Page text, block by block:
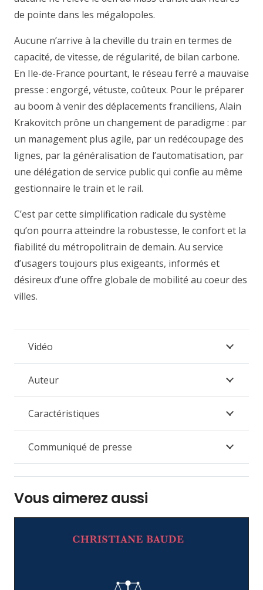
de pointe dans les mégalopoles.
Aucune n’arrive à la cheville du train en termes de
capacité, de vitesse, de régularité, de bilan carbone.
En Ile-de-France pourtant, le réseau ferré a mauvaise
presse : engorgé, vétuste, coûteux. Pour le préparer
au boom à venir des déplacements franciliens, Alain
Krakovitch prône un changement de paradigme : par
un management plus agile, par un redécoupage des
lignes, par la généralisation de l’automatisation, par
une délégation de service public qui confie au même
gestionnaire le train et le rail.
C’est par cette simplification radicale du système
qu’on pourra atteindre la robustesse, le confort et la
fiabilité du métropolitrain de demain. Au service
d’usagers toujours plus exigeants, informés et
désireux d’une offre globale de mobilité au coeur des
villes.
Vidéo
Auteur
Caractéristiques
Communiqué de presse
Vous aimerez aussi